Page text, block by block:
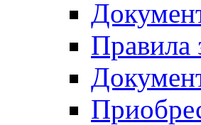
Правила